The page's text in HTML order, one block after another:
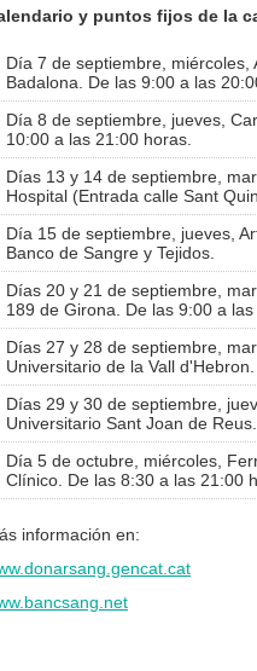
y puntos fijos de la
Día 7 de septiembre, miércoles,
Badalona. De las 9:00 a las
Día 8 de septiembre, jueves,
10:00 a las 21:00 horas.
Días 13 y 14 de septiembre,
Hospital (Entrada calle Sant
Día 15 de septiembre, jueves,
Banco de Sangre y Tejidos.
Días 20 y 21 de septiembre,
189 de Girona. De las 9:00 a
Días 27 y 28 de septiembre,
Universitario de la Vall
Días 29 y 30 de septiembre,
Universitario Sant Joan de Reus.
Día 5 de octubre, miércoles,
Clínico. De las 8:30 a las 21:00
información en: